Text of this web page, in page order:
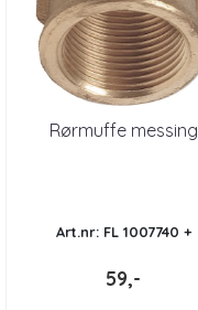
Rørmuffe messing
Art.nr: FL 1007740 +
59,-